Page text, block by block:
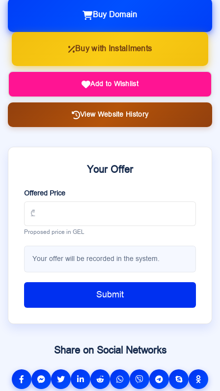
Buy Domain
Buy with Installments
Add to Wishlist
View Website History
Your Offer
Offered Price
Proposed price in GEL
Your offer will be recorded in the system.
Submit
Share on Social Networks